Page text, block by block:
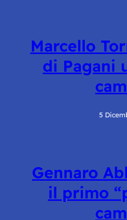
Marcello
di Pagani
5
Gennaro
il primo